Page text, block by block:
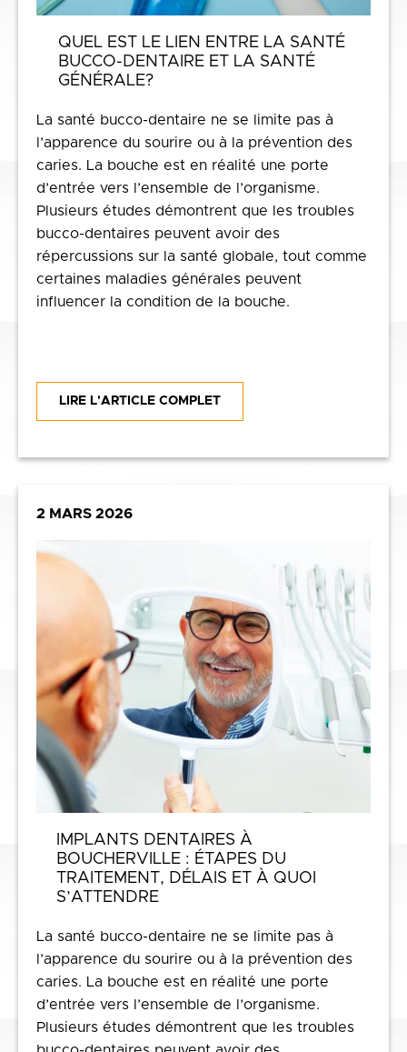
QUEL EST LE LIEN ENTRE LA SANTÉ
BUCCO-DENTAIRE ET LA SANTÉ
GÉNÉRALE?
La santé bucco-dentaire ne se limite pas à
l’apparence du sourire ou à la prévention des
caries. La bouche est en réalité une porte
d’entrée vers l’ensemble de l’organisme.
Plusieurs études démontrent que les troubles
bucco-dentaires peuvent avoir des
répercussions sur la santé globale, tout comme
certaines maladies générales peuvent
influencer la condition de la bouche.
LIRE L'ARTICLE COMPLET
2 MARS 2026
IMPLANTS DENTAIRES À
BOUCHERVILLE : ÉTAPES DU
TRAITEMENT, DÉLAIS ET À QUOI
S’ATTENDRE
La santé bucco-dentaire ne se limite pas à
l’apparence du sourire ou à la prévention des
caries. La bouche est en réalité une porte
d’entrée vers l’ensemble de l’organisme.
Plusieurs études démontrent que les troubles